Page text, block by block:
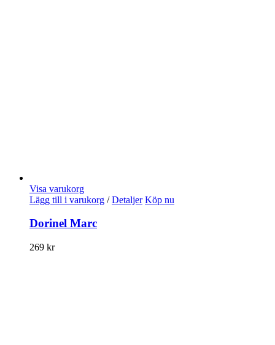
Visa varukorg
Lägg till i varukorg / Detaljer Köp nu
Dorinel Marc
269 kr